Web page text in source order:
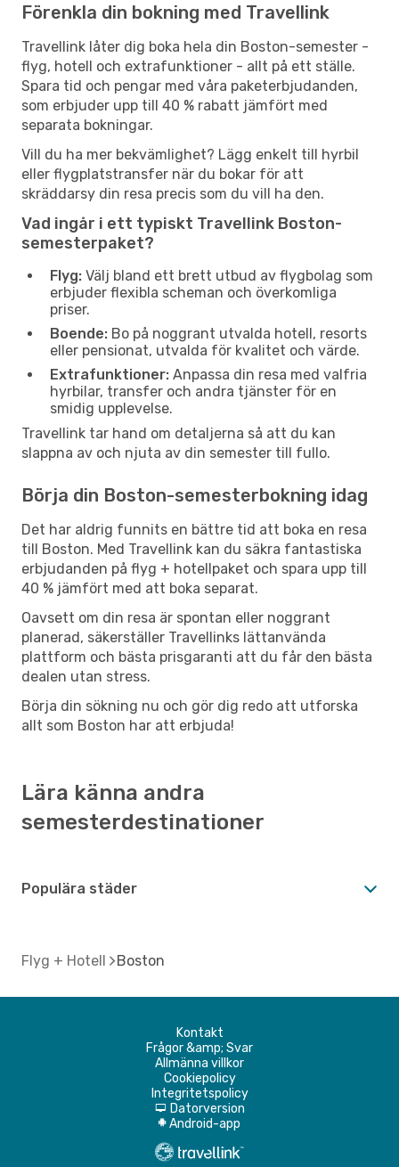
Förenkla din bokning med Travellink
Travellink låter dig boka hela din Boston-semester -
flyg, hotell och extrafunktioner - allt på ett ställe.
Spara tid och pengar med våra paketerbjudanden,
som erbjuder upp till 40 % rabatt jämfört med
separata bokningar.
Vill du ha mer bekvämlighet? Lägg enkelt till hyrbil
eller flygplatstransfer när du bokar för att
skräddarsy din resa precis som du vill ha den.
Vad ingår i ett typiskt Travellink Boston-
semesterpaket?
Flyg: Välj bland ett brett utbud av flygbolag som
erbjuder flexibla scheman och överkomliga
priser.
Boende: Bo på noggrant utvalda hotell, resorts
eller pensionat, utvalda för kvalitet och värde.
Extrafunktioner: Anpassa din resa med valfria
hyrbilar, transfer och andra tjänster för en
smidig upplevelse.
Travellink tar hand om detaljerna så att du kan
slappna av och njuta av din semester till fullo.
Börja din Boston-semesterbokning idag
Det har aldrig funnits en bättre tid att boka en resa
till Boston. Med Travellink kan du säkra fantastiska
erbjudanden på flyg + hotellpaket och spara upp till
40 % jämfört med att boka separat.
Oavsett om din resa är spontan eller noggrant
planerad, säkerställer Travellinks lättanvända
plattform och bästa prisgaranti att du får den bästa
dealen utan stress.
Börja din sökning nu och gör dig redo att utforska
allt som Boston har att erbjuda!
Lära känna andra
semesterdestinationer
Populära städer
Flyg + Hotell Boston
Kontakt
Frågor &amp; Svar
Allmänna villkor
Cookiepolicy
Integritetspolicy
d Datorversion
A Android-app